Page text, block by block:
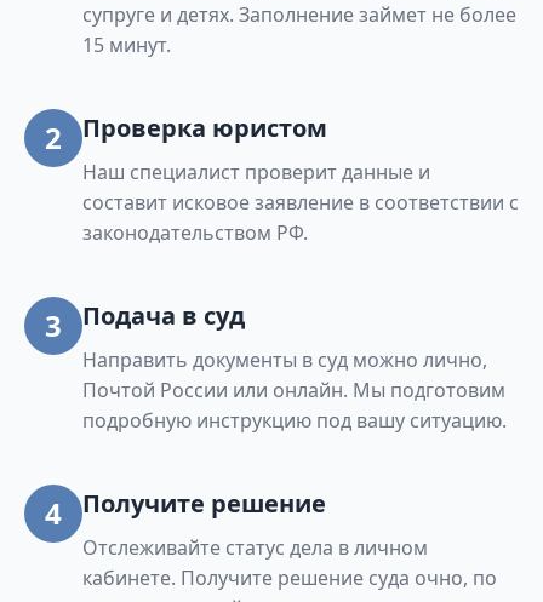
супруге и детях. Заполнение займет не более
15 минут.
2 Проверка юристом
Наш специалист проверит данные и
составит исковое заявление в соответствии с
законодательством РФ.
3 Подача в суд
Направить документы в суд можно лично,
Почтой России или онлайн. Мы подготовим
подробную инструкцию под вашу ситуацию.
4 Получите решение
Отслеживайте статус дела в личном
кабинете. Получите решение суда очно, по